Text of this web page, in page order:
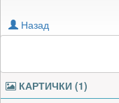
Блокирай Betsi92
Назад
КАРТИЧКИ (1)